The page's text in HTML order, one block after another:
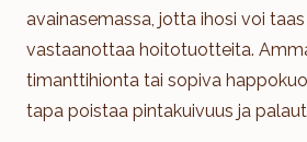
avainasemassa, jotta ihosi voi taas
vastaanottaa hoitotuotteita.
timanttihionta tai sopiva
tapa poistaa pintakuivuus ja